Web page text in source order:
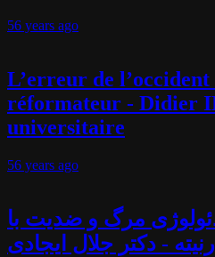
56 years ago
L’erreur de
réformateur - Didier
universitaire
56 years ago
مرگ و ضدیت با
- دکتر جلال ایجادی